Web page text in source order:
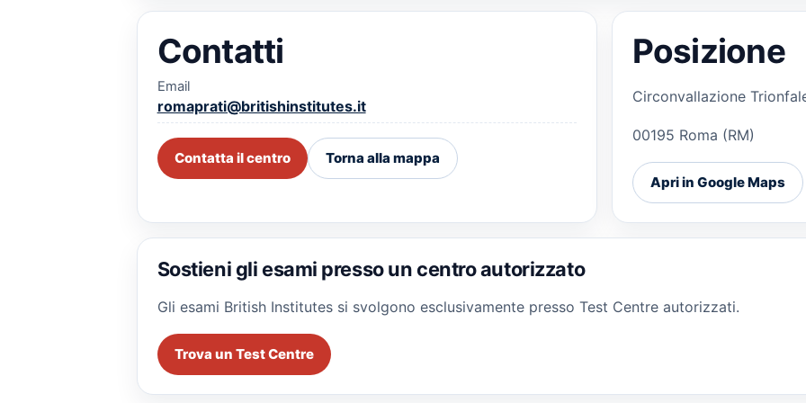
Contatti
Email
romaprati@britishinstitutes.it
Contatta il centro Torna alla mappa
Posizione
Circonvallazione
00195 Roma (RM)
Apri in Google Maps
Sostieni gli esami presso un centro autorizzato
Gli esami British Institutes si svolgono esclusivamente presso Test Centre autorizzati.
Trova un Test Centre